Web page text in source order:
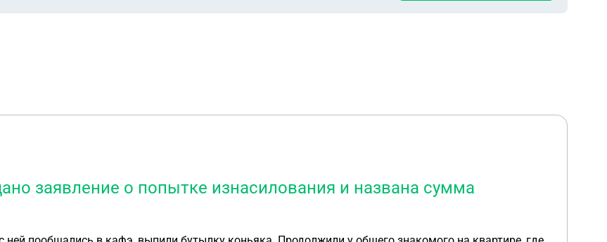
заявление о попытке изнасилования и названа сумма